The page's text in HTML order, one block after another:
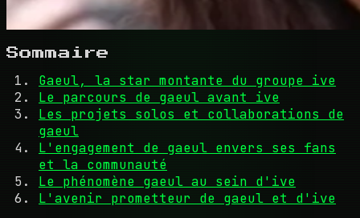
Sommaire
Gaeul, la star montante du groupe ive
Le parcours de gaeul avant ive
Les projets solos et collaborations de
gaeul
L'engagement de gaeul envers ses fans
et la communauté
Le phénomène gaeul au sein d'ive
L'avenir prometteur de gaeul et d'ive